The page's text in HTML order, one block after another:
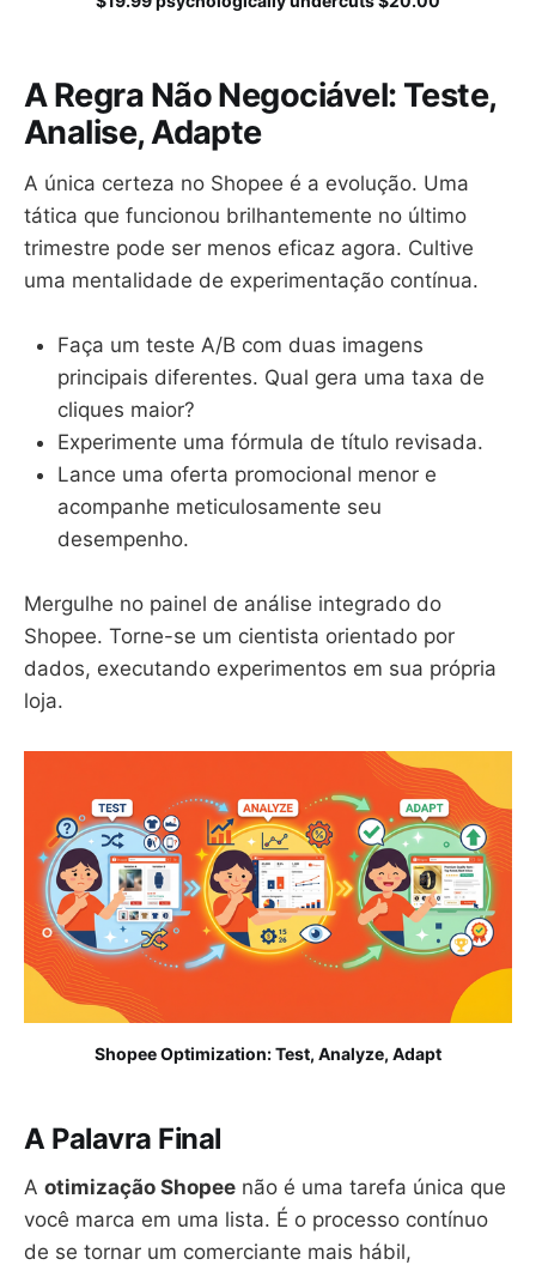
A Regra Não Negociável: Teste,
Analise, Adapte
A única certeza no Shopee é a evolução. Uma
tática que funcionou brilhantemente no último
trimestre pode ser menos eficaz agora. Cultive
uma mentalidade de experimentação contínua.
Faça um teste A/B com duas imagens
principais diferentes. Qual gera uma taxa de
cliques maior?
Experimente uma fórmula de título revisada.
Lance uma oferta promocional menor e
acompanhe meticulosamente seu
desempenho.
Mergulhe no painel de análise integrado do
Shopee. Torne-se um cientista orientado por
dados, executando experimentos em sua própria
loja.
Shopee Optimization: Test, Analyze, Adapt
A Palavra Final
A otimização Shopee não é uma tarefa única que
você marca em uma lista. É o processo contínuo
de se tornar um comerciante mais hábil,